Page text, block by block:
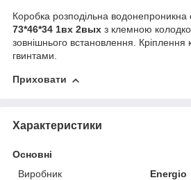
Коробка розподільна водонепроникна
73*46*34 1вх 2вых з клемною
зовнішнього встановлення. Кріплення
гвинтами.
Приховати
Характеристики
Основні
Виробник
Energio